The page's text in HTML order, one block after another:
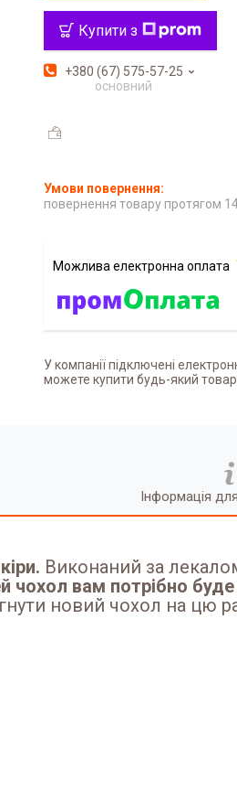
Купити з
+380 (67) 575-57-25
основний
повернення товару протягом
У компанії підключені
можете купити будь-який
Інформація
Виконаний за
чохол вам потрібно
новий чохол на цю